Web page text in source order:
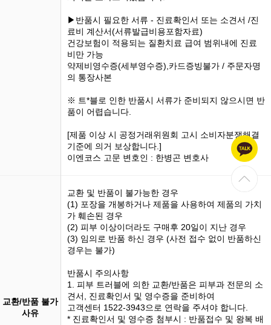
▶반품시 필요한 서류 - 진료확인서 또는 소견서 /진
료비 계산서(서류발급비용포함자료)
건강보험이 적용되는 질환치료 급여 범위내에 진료
비만 가능
약제비영수증(세부영수증),카드증빙불가 / 주문자명
의 통장사본
※ 트*블로 인한 반품시 서류가 준비되지 않으시면 반
품이 어렵습니다.
[제품 이상 시 공정거래위원회 고시 소비자분쟁해결
기준에 의거 보상합니다.]
이엔코스 고문 변호인 : 한병곤 변호사
교환/반품 불가
사유
교환 및 반품이 불가능한 경우
(1) 포장을 개봉하거나 제품을 사용하여 제품의 가치
가 훼손된 경우
(2) 피부 이상이더라도 구매후 20일이 지난 경우
(3) 임의로 반품 하신 경우 (사전 접수 없이 반품하신
경우는 불가)
반품시 주의사항
1. 피부 트러블에 의한 교환/반품은 피부과 전문의 소
견서, 진료확인서 및 영수증을 준비하여
고객센터 1522-3943으로 연락을 주셔야 합니다.
* 진료확인서 및 영수증 첨부시 : 반품접수 및 왕복 배